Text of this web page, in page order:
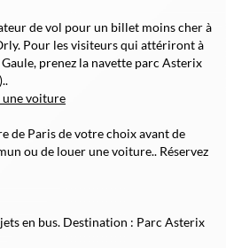
de vol pour un billet moins cher à
Pour les visiteurs qui attériront à
prenez la navette parc Asterix
une voiture
de Paris de votre choix avant de
ou de louer une voiture.. Réservez
en bus. Destination : Parc Asterix